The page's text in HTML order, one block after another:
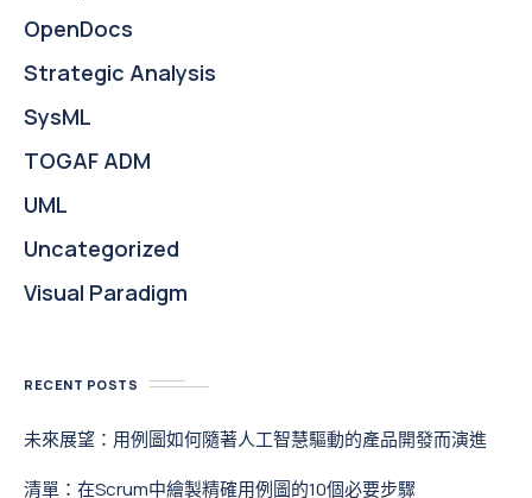
OpenDocs
Strategic Analysis
SysML
TOGAF ADM
UML
Uncategorized
Visual Paradigm
RECENT POSTS
未來展望：用例圖如何隨著人工智慧驅動的產品開發而演進
清單：在Scrum中繪製精確用例圖的10個必要步驟